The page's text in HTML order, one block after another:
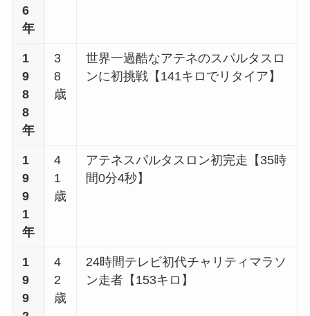
6
年
1
9
8
8
年
3
8
歳
世界一過酷なアテネのスパルタスロ
ンに初挑戦【141キロでリタイア】
1
9
9
1
年
4
1
歳
アテネスパルタスロン初完走【35時
間0分4秒】
1
9
9
4
2
歳
24時間テレビ初代チャリティマラソ
ン走者【153キロ】